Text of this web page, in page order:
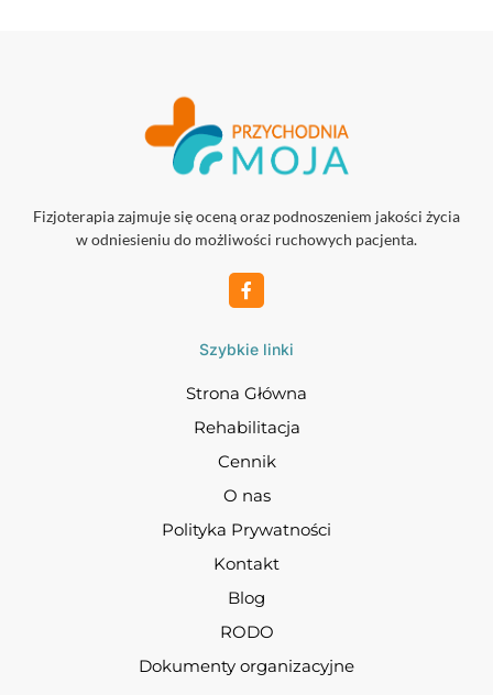
Fizjoterapia zajmuje się oceną oraz podnoszeniem jakości życia
w odniesieniu do możliwości ruchowych pacjenta.
Szybkie linki
Strona Główna
Rehabilitacja
Cennik
O nas
Polityka Prywatności
Kontakt
Blog
RODO
Dokumenty organizacyjne